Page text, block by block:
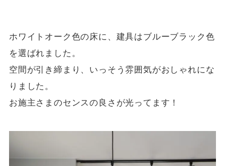
ホワイトオーク色の床に、建具はブルーブラック色
を選ばれました。
空間が引き締まり、いっそう雰囲気がおしゃれにな
りました。
お施主さまのセンスの良さが光ってます！